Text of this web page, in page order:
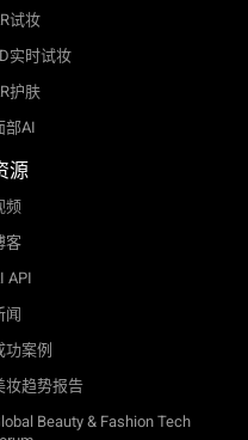
试妆
实时试妆
护肤
部AI
源
频
客
API
闻
功案例
妆趋势报告
Beauty & Fashion Tech